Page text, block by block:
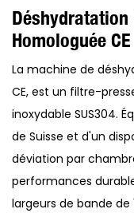
Homologuée CE
La machine de
CE, est un filtre-
inoxydable SUS304.
de Suisse et d'un
déviation par
performances
largeurs de bande